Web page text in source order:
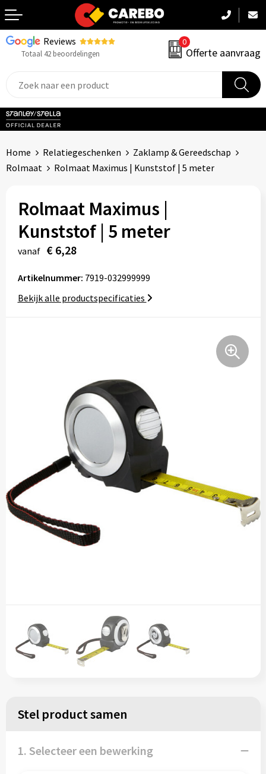
Reviews
Totaal 42 beoordelingen
0
Offerte aanvraag
Terug
Sportkleding
Handdoeken & Dekens
Kinderkleding
Tassen
Relatiegeschenken
Home Relatiegeschenken
Zaklamp & Gereedschap
Rolmaat
Rolmaat Maximus | Kunststof | 5 meter
Rolmaat Maximus |
Kunststof | 5 meter
vanaf € 6,28
Artikelnummer: 7919-032999999
Bekijk alle productspecificaties
Stel product samen
1. Selecteer een bewerking